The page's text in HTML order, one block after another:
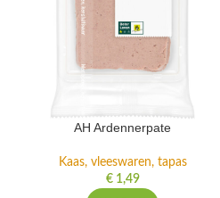
AH Ardennerpate
Kaas, vleeswaren, tapas
€1,49